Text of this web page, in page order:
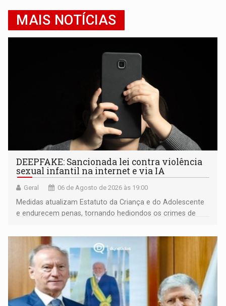
MAIS NOTÍCIAS
DEEPFAKE: Sancionada lei contra violência
sexual infantil na internet e via IA
Geral 06 de Agosto de 2026 às 19:00
Medidas atualizam Estatuto da Criança e do Adolescente
e endurecem penas, tornando hediondos os crimes de